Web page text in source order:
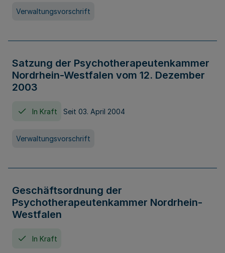
Verwaltungsvorschrift
Satzung der Psychotherapeutenkammer
Nordrhein-Westfalen vom 12. Dezember
2003
In Kraft Seit 03. April 2004
Verwaltungsvorschrift
Geschäftsordnung der
Psychotherapeutenkammer Nordrhein-
Westfalen
In Kraft